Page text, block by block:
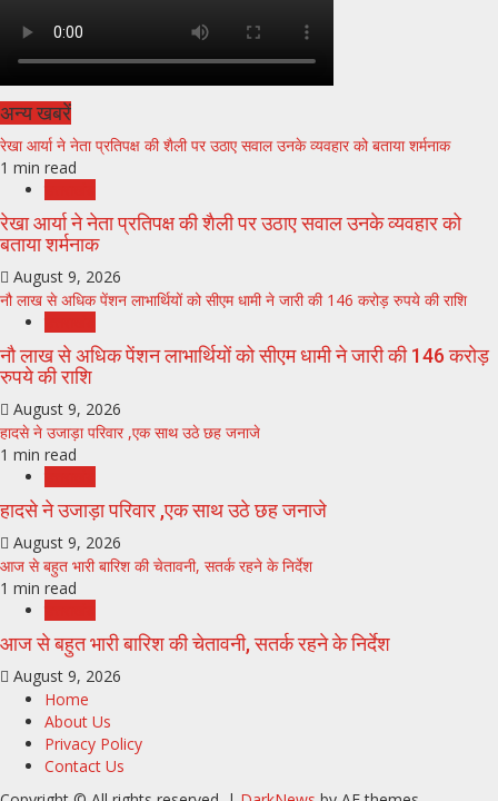
अन्य खबरें
रेखा आर्या ने नेता प्रतिपक्ष की शैली पर उठाए सवाल उनके व्यवहार को बताया शर्मनाक
1 min read
रेखा आर्या ने नेता प्रतिपक्ष की शैली पर उठाए सवाल उनके व्यवहार को
बताया शर्मनाक
August 9, 2026
नौ लाख से अधिक पेंशन लाभार्थियों को सीएम धामी ने जारी की 146 करोड़ रुपये की राशि
नौ लाख से अधिक पेंशन लाभार्थियों को सीएम धामी ने जारी की 146 करोड़
रुपये की राशि
August 9, 2026
हादसे ने उजाड़ा परिवार ,एक साथ उठे छह जनाजे
1 min read
हादसे ने उजाड़ा परिवार ,एक साथ उठे छह जनाजे
August 9, 2026
आज से बहुत भारी बारिश की चेतावनी, सतर्क रहने के निर्देश
1 min read
आज से बहुत भारी बारिश की चेतावनी, सतर्क रहने के निर्देश
August 9, 2026
Home
About Us
Privacy Policy
Contact Us